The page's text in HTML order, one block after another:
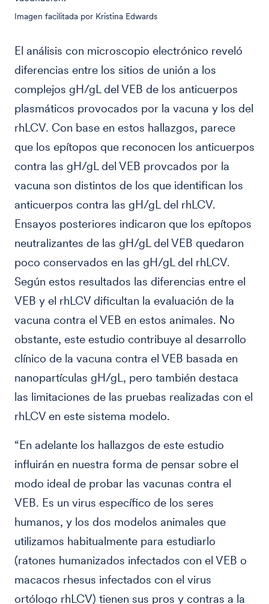
Imagen facilitada por Kristina Edwards
El análisis con microscopio electrónico reveló
diferencias entre los sitios de unión a los
complejos gH/gL del VEB de los anticuerpos
plasmáticos provocados por la vacuna y los del
rhLCV. Con base en estos hallazgos, parece
que los epítopos que reconocen los anticuerpos
contra las gH/gL del VEB provcados por la
vacuna son distintos de los que identifican los
anticuerpos contra las gH/gL del rhLCV.
Ensayos posteriores indicaron que los epítopos
neutralizantes de las gH/gL del VEB quedaron
poco conservados en las gH/gL del rhLCV.
Según estos resultados las diferencias entre el
VEB y el rhLCV dificultan la evaluación de la
vacuna contra el VEB en estos animales. No
obstante, este estudio contribuye al desarrollo
clínico de la vacuna contra el VEB basada en
nanopartículas gH/gL, pero también destaca
las limitaciones de las pruebas realizadas con el
rhLCV en este sistema modelo.
“En adelante los hallazgos de este estudio
influirán en nuestra forma de pensar sobre el
modo ideal de probar las vacunas contra el
VEB. Es un virus específico de los seres
humanos, y los dos modelos animales que
utilizamos habitualmente para estudiarlo
(ratones humanizados infectados con el VEB o
macacos rhesus infectados con el virus
ortólogo rhLCV) tienen sus pros y contras a la